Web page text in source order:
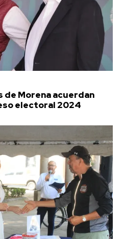
de Morena acuerdan
electoral 2024